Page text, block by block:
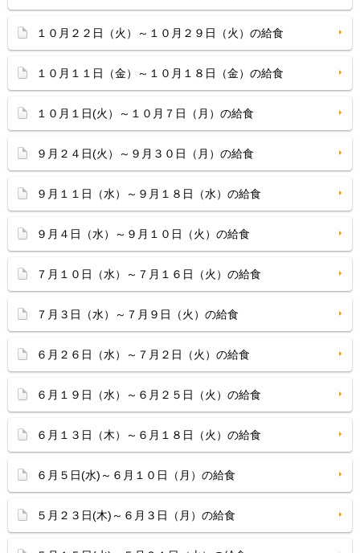
１０月２２日（火）～１０月２９日（火）の給食
１０月１１日（金）～１０月１８日（金）の給食
１０月１日(火）～１０月７日（月）の給食
９月２４日(火）～９月３０日（月）の給食
９月１１日（水）～９月１８日（水）の給食
９月４日（水）～９月１０日（火）の給食
７月１０日（水）～７月１６日（火）の給食
７月３日（水）～７月９日（火）の給食
６月２６日（水）～７月２日（火）の給食
６月１９日（水）～６月２５日（火）の給食
６月１３日（木）～６月１８日（火）の給食
６月５日(水)～６月１０日（月）の給食
５月２３日(木)～６月３日（月）の給食